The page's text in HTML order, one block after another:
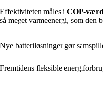
Effektiviteten måles i COP-
så meget varmeenergi, som
Nye batteriløsninger gør
Fremtidens fleksible